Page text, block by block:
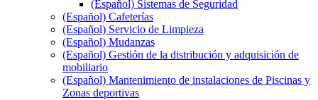
(Español) Sistemas de Seguridad
(Español) Cafeterías
(Español) Servicio de Limpieza
(Español) Mudanzas
(Español) Gestión de la distribución y adquisición de
mobiliario
(Español) Mantenimiento de instalaciones de Piscinas y
Zonas deportivas